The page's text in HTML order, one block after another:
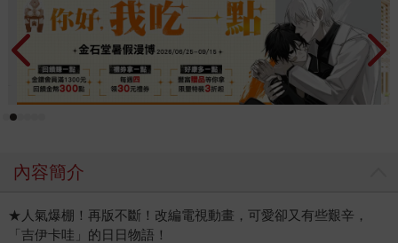
內容簡介
★人氣爆棚！再版不斷！改編電視動畫，可愛卻又有些艱辛，
「吉伊卡哇」的日日物語！